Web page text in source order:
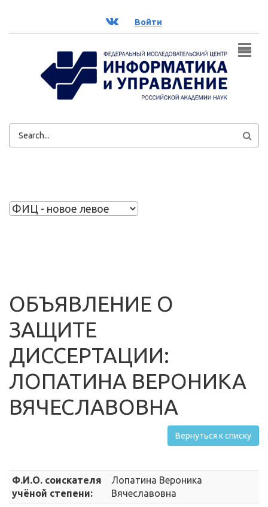
ВК Войти
ФОРМА
ОБЪЯВЛЕНИЕ О
ЗАЩИТЕ
ДИССЕРТАЦИИ:
ЛОПАТИНА ВЕРОНИКА
ВЯЧЕСЛАВОВНА
Вернуться к списку
Ф.И.О. соискателя
учёной степени:
Лопатина Вероника
Вячеславовна